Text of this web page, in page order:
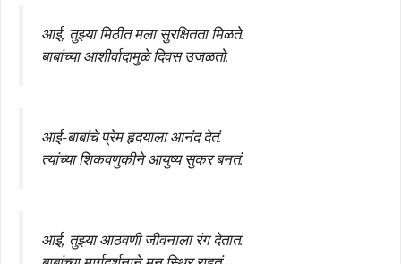
आई, तुझ्या मिठीत मला सुरक्षितता मिळते.
बाबांच्या आशीर्वादामुळे दिवस उजळतो.
आई-बाबांचे प्रेम हृदयाला आनंद देतं.
त्यांच्या शिकवणुकीने आयुष्य सुकर बनतं.
आई, तुझ्या आठवणी जीवनाला रंग देतात.